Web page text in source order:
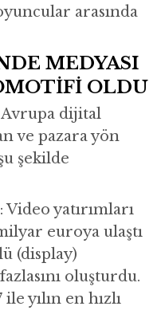
arasında
MEDYASI
OLDU
Avrupa dijital
ve pazara yön
şekilde
yatırımları
euroya ulaştı
(display)
oluşturdu.
yılın en hızlı